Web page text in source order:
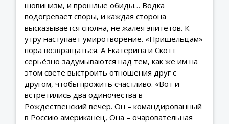
шовинизм, и прошлые обиды… Водка
подогревает споры, и каждая сторона
высказывается сполна, не жалея эпитетов. К
утру наступает умиротворение. «Пришельцам»
пора возвращаться. А Екатерина и Скотт
серьёзно задумываются над тем, как же им на
этом свете выстроить отношения друг с
другом, чтобы прожить счастливо. «Вот и
встретились два одиночества в
Рождественский вечер. Он – командированный
в Россию американец, Она – очаровательная